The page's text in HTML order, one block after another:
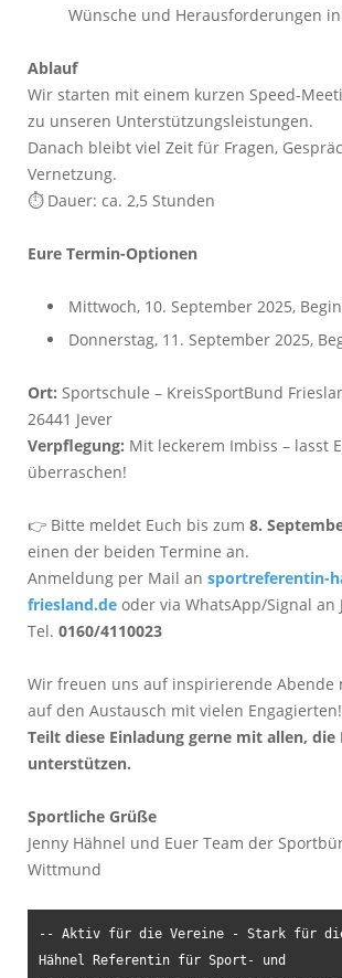
Wünsche und Herausforderungen
Ablauf
Wir starten mit einem kurzen Speed-
zu unseren Unterstützungsleistungen.
Danach bleibt viel Zeit für Fragen,
Vernetzung.
⏱ Dauer: ca. 2,5 Stunden
Eure Termin-Optionen
Mittwoch, 10. September 2025,
Donnerstag, 11. September 2025,
Ort: Sportschule – KreisSportBund
26441 Jever
Verpflegung: Mit leckerem Imbiss – lasst
überraschen!
👉 Bitte meldet Euch bis zum 8.
einen der beiden Termine an.
Anmeldung per Mail an sportreferentin-
friesland.de oder via WhatsApp/Signal an
Tel. 0160/4110023
Wir freuen uns auf inspirierende Abende
auf den Austausch mit vielen Engagierten!
Teilt diese Einladung gerne mit allen, die
unterstützen.
Sportliche Grüße
Jenny Hähnel und Euer Team der
Wittmund
-- Aktiv für die Vereine - Stark für die
Hähnel Referentin für Sport- und